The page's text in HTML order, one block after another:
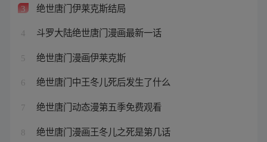
3 绝世唐门伊莱克斯结局
4 斗罗大陆绝世唐门漫画最新一话
5 绝世唐门漫画伊莱克斯
6 绝世唐门中王冬儿死后发生了什么
7 绝世唐门动态漫第五季免费观看
8 绝世唐门漫画王冬儿之死是第几话